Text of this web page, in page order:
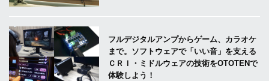
フルデジタルアンプからゲーム、カラオケ
まで。ソフトウェアで「いい音」を支える
ＣＲＩ・ミドルウェアの技術をOTOTENで
体験しよう！